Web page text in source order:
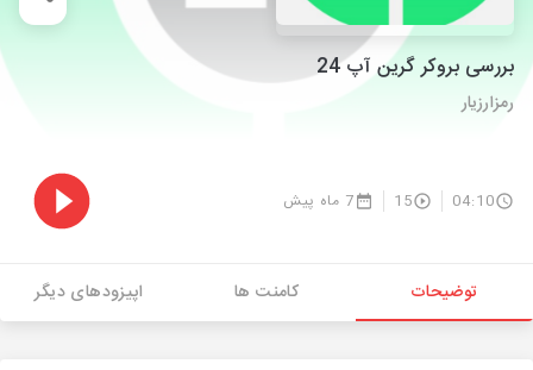
بررسی بروکر گرین آپ 24
رمزارزیار
04:10
15 7 ماه پیش
توضیحات کامنت ها اپیزودهای دیگر